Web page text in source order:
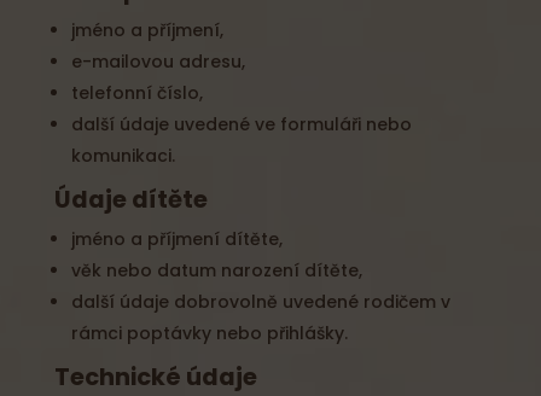
jméno a příjmení,
e-mailovou adresu,
telefonní číslo,
další údaje uvedené ve formuláři nebo
komunikaci.
Údaje dítěte
jméno a příjmení dítěte,
věk nebo datum narození dítěte,
další údaje dobrovolně uvedené rodičem v
rámci poptávky nebo přihlášky.
Technické údaje